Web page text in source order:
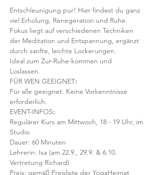
Entschleunigung pur! Hier findest du ganz
viel Erholung, Renegeration und Ruhe.
Fokus liegt auf verschiedenen Techniken
der Meditation und Entspannung, ergänzt
durch sanfte, leichte Lockerungen.
Ideal zum Zur-Ruhe-kommen und
Loslassen.
FÜR WEN GEEIGNET:
Für alle geeignet. Keine Vorkenntnisse
erforderlich.
EVENT-INFOS:
Regulärer Kurs am Mittwoch, 18 - 19 Uhr, im
Studio
Dauer: 60 Minuten
Lehrerin: Isa (am 22.9., 29.9. & 6.10.
Vertretung Richard)
Preis: gemäß Preisliste der YogaHeimat,